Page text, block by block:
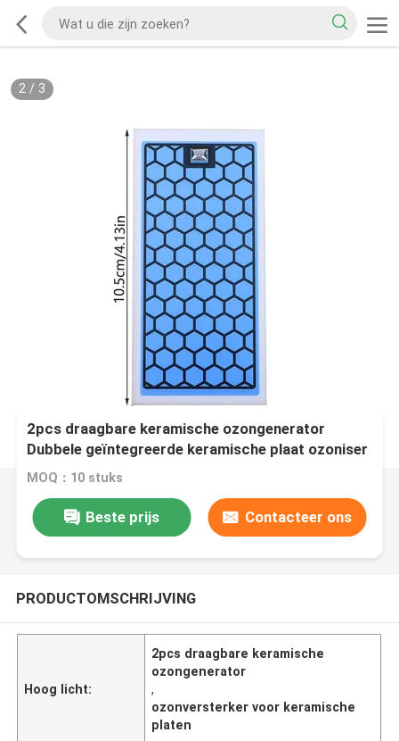
2/ 3
2pcs draagbare keramische ozongenerator
Dubbele geïntegreerde keramische plaat ozoniser
MOQ：10 stuks
Beste prijs Contacteer ons
PRODUCTOMSCHRIJVING
Hoog licht:
2pcs draagbare keramische
ozongenerator
,
ozonversterker voor keramische
platen